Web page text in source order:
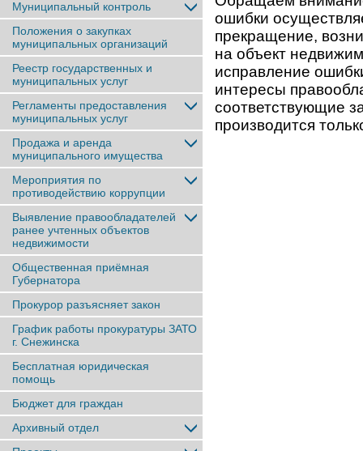
Муниципальный контроль
Положения о закупках
муниципальных организаций
Реестр государственных и
муниципальных услуг
Регламенты предоставления
муниципальных услуг
Продажа и аренда
муниципального имущества
Мероприятия по
противодействию коррупции
Выявление правообладателей
ранее учтенныx объектов
недвижимости
Общественная приёмная
Губернатора
Прокурор разъясняет закон
График работы прокуратуры ЗАТО
г. Снежинска
Бесплатная юридическая
помощь
Бюджет для граждан
Архивный отдел
ошибки
прекращение,
на объект
исправление
интересы
соответствующие
производится